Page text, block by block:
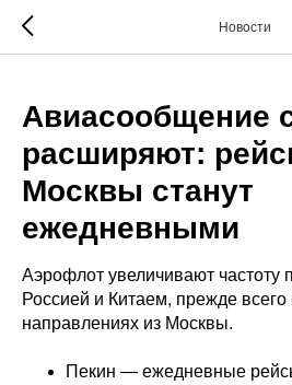
Новости
Авиасообщение
расширяют:
Москвы станут
ежедневными
Аэрофлот увеличивают частоту
Россией и Китаем, прежде
направлениях из Москвы.
Пекин — ежедневные